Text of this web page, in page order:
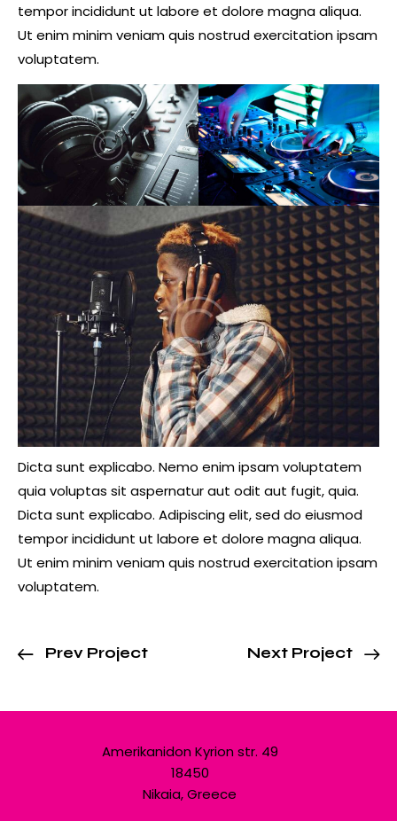
tempor incididunt ut labore et dolore magna aliqua.
Ut enim minim veniam quis nostrud exercitation ipsam
voluptatem.
Dicta sunt explicabo. Nemo enim ipsam voluptatem
quia voluptas sit aspernatur aut odit aut fugit, quia.
Dicta sunt explicabo. Adipiscing elit, sed do eiusmod
tempor incididunt ut labore et dolore magna aliqua.
Ut enim minim veniam quis nostrud exercitation ipsam
voluptatem.
Prev Project Next Project
Amerikanidon Kyrion str. 49
18450
Nikaia, Greece